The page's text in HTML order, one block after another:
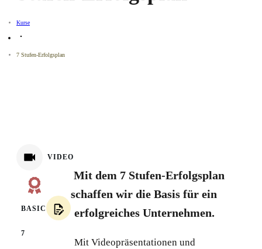
Kurse
7 Stufen-Erfolgsplan
VIDEO
BASIC
7
Mit dem 7 Stufen-Erfolgsplan
schaffen wir die Basis für ein
erfolgreiches Unternehmen.
Mit Videopräsentationen und